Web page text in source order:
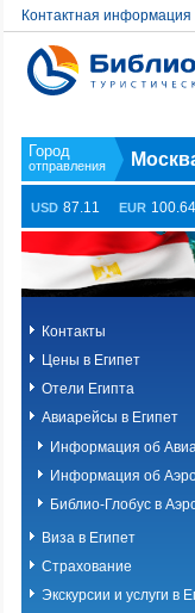
Контактная информация
USD 87.11 EUR 100.64
Контакты
Цены в Египет
Отели Египта
Авиарейсы в Египет
Информация об
Информация об
Библио-Глобус в
Виза в Египет
Страхование
Экскурсии и услуги в